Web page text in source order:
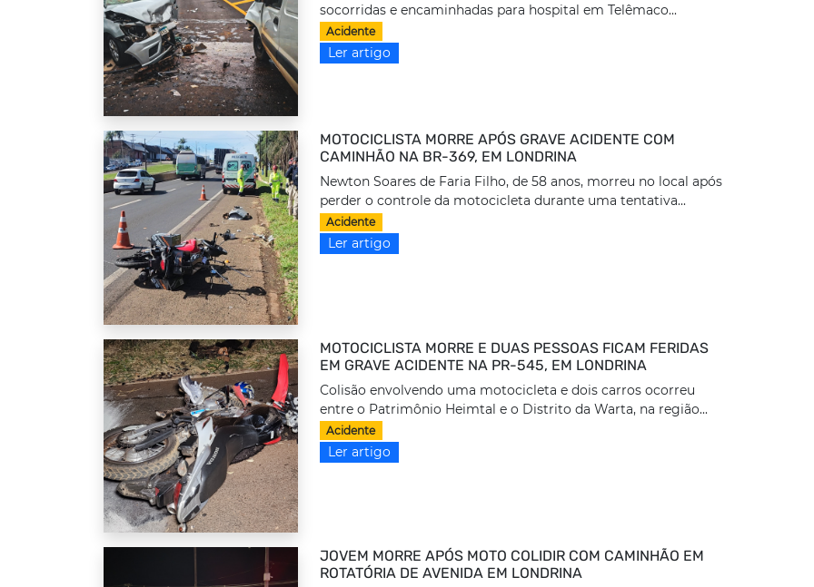
socorridas e encaminhadas para hospital em Telêmaco...
Acidente
Ler artigo
MOTOCICLISTA MORRE APÓS GRAVE ACIDENTE COM
CAMINHÃO NA BR-369, EM LONDRINA
Newton Soares de Faria Filho, de 58 anos, morreu no local após
perder o controle da motocicleta durante uma tentativa...
Acidente
Ler artigo
MOTOCICLISTA MORRE E DUAS PESSOAS FICAM FERIDAS
EM GRAVE ACIDENTE NA PR-545, EM LONDRINA
Colisão envolvendo uma motocicleta e dois carros ocorreu
entre o Patrimônio Heimtal e o Distrito da Warta, na região...
Acidente
Ler artigo
JOVEM MORRE APÓS MOTO COLIDIR COM CAMINHÃO EM
ROTATÓRIA DE AVENIDA EM LONDRINA